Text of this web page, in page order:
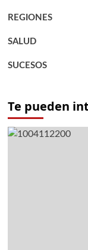
REGIONES
SALUD
SUCESOS
Te pueden